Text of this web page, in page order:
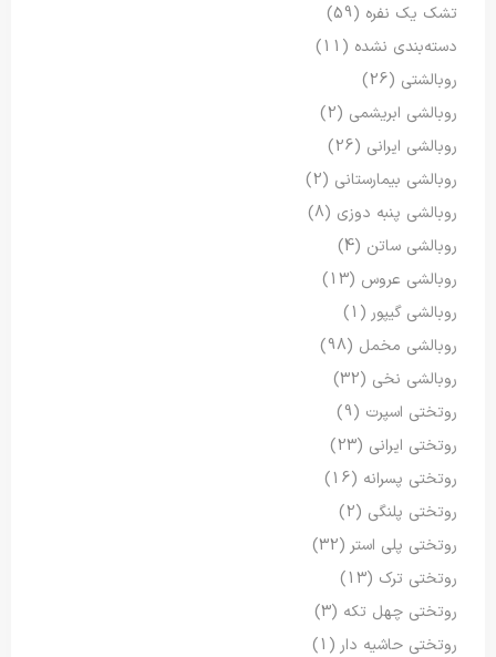
تشک یک نفره (59)
دسته‌بندی نشده (11)
روبالشتی (26)
روبالشی ابریشمی (2)
روبالشی ایرانی (26)
روبالشی بیمارستانی (2)
روبالشی پنبه دوزی (8)
روبالشی ساتن (4)
روبالشی عروس (13)
روبالشی گیپور (1)
روبالشی مخمل (98)
روبالشی نخی (32)
روتختی اسپرت (9)
روتختی ایرانی (23)
روتختی پسرانه (16)
روتختی پلنگی (2)
روتختی پلی استر (32)
روتختی ترک (13)
روتختی چهل تکه (3)
روتختی حاشیه دار (1)